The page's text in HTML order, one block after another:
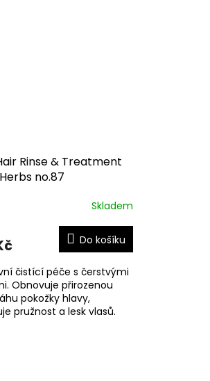
Rinse & Treatment
no.87
Skladem
Do košíku
čistící péče s čerstvými
Obnovuje přirozenou
pokožky hlavy,
pružnost a lesk vlasů.